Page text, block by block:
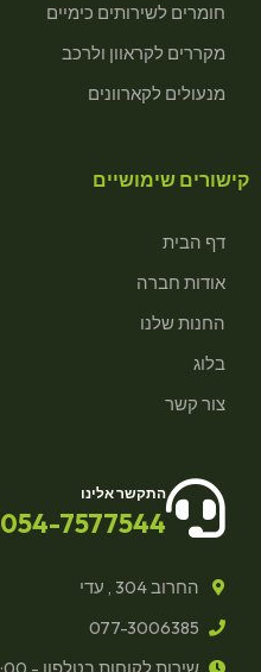
חומרים לשירותים כימיים
מקררים לקראוון ולרכב
מנעולים לקארוונים
קישורים שימושיים
דף הבית
אודות חברה
החנות שלנו
בלוג
צור קשר
התקשר אלינו
054-7577544
החרוב 304 , עדי
077-3006385